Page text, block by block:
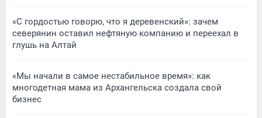
«С гордостью говорю, что я деревенский»: зачем
северянин оставил нефтяную компанию и переехал в
глушь на Алтай
«Мы начали в самое нестабильное время»: как
многодетная мама из Архангельска создала свой
бизнес